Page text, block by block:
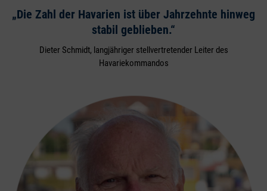
„Die Zahl der Havarien ist über Jahrzehnte hinweg
stabil geblieben.“
Dieter Schmidt, langjähriger stellvertretender Leiter des
Havariekommandos